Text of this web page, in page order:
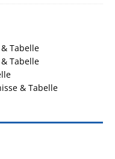
Tabelle
Tabelle
& Tabelle